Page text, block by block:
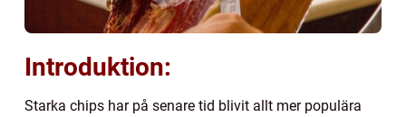
Introduktion:
Starka chips har på senare tid blivit allt mer populära